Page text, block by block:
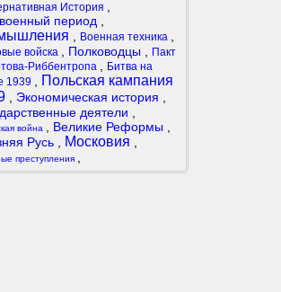
История
период
Военная техника
войска Полководцы
Пакт
Риббентропа
Битва на
1939
Польская кампания
Экономическая история
деятели
война Великие Реформы
Русь
Московия
преступления